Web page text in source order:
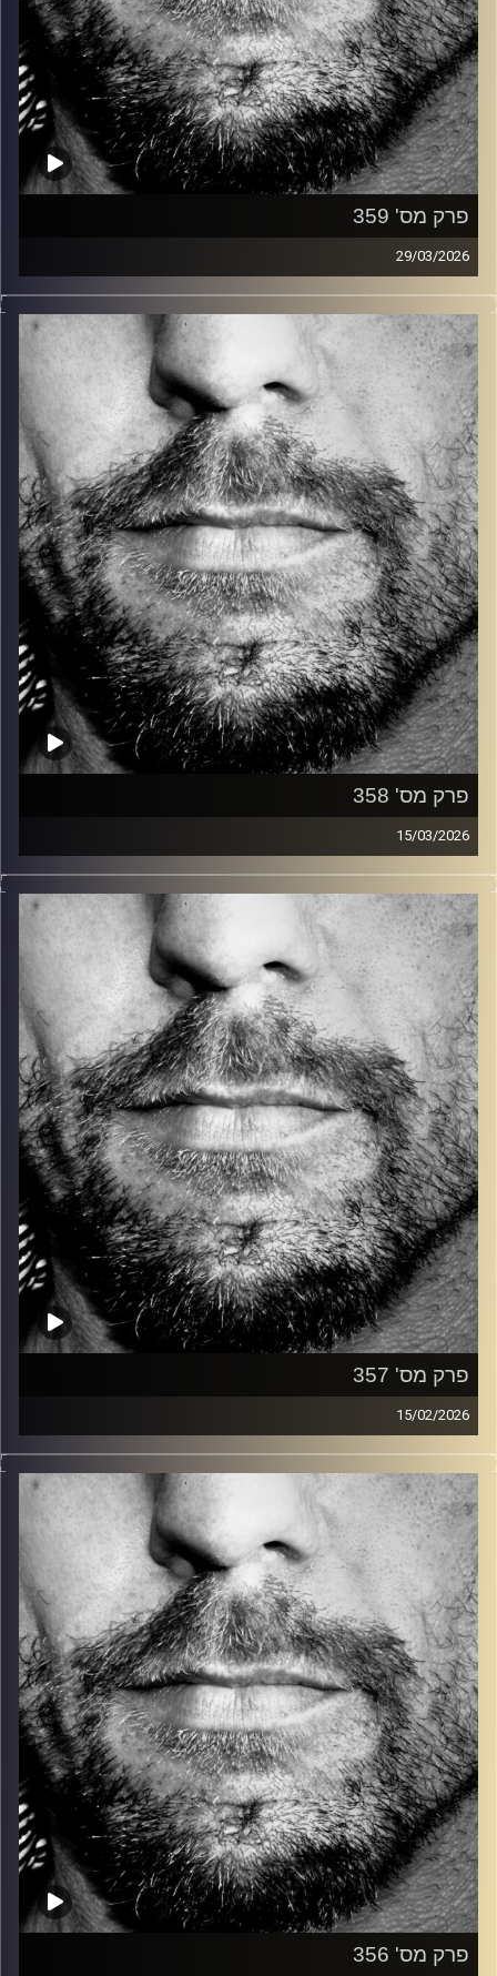
פרק מס' 359
29/03/2026
זיפים, מוזיקה מחוספסת של הופעות חיות. הרבה ג'אם, רוק,
בלוז, bluegrass, ג'אז, Fאנק, פרוגרסיב ואפילו אלקטרוניקה.
כל מה שחי, אמיתי ונושם.
עם שמוליק רגב.
קרדיט תמונות: David Goehring
פרק מס' 358
15/03/2026
זיפים, מוזיקה מחוספסת של הופעות חיות. הרבה ג'אם, רוק,
בלוז, bluegrass, ג'אז, Fאנק, פרוגרסיב ואפילו אלקטרוניקה.
כל מה שחי, אמיתי ונושם.
עם שמוליק רגב.
קרדיט תמונות: David Goehring
פרק מס' 357
15/02/2026
זיפים, מוזיקה מחוספסת של הופעות חיות. הרבה ג'אם, רוק,
בלוז, bluegrass, ג'אז, Fאנק, פרוגרסיב ואפילו אלקטרוניקה.
כל מה שחי, אמיתי ונושם.
עם שמוליק רגב.
קרדיט תמונות: David Goehring
פרק מס' 356